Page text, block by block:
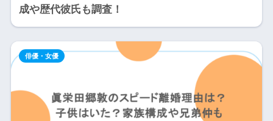
成や歴代彼氏も調査！
俳優・女優